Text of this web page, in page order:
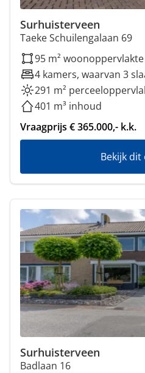
Surhuisterveen
Taeke Schuilengalaan 69
95 m² woonoppervlakte
4 kamers, waarvan 3
291 m²
401 m³ inhoud
Vraagprijs € 365.000,- k.k.
Bekijk
Surhuisterveen
Badlaan 16